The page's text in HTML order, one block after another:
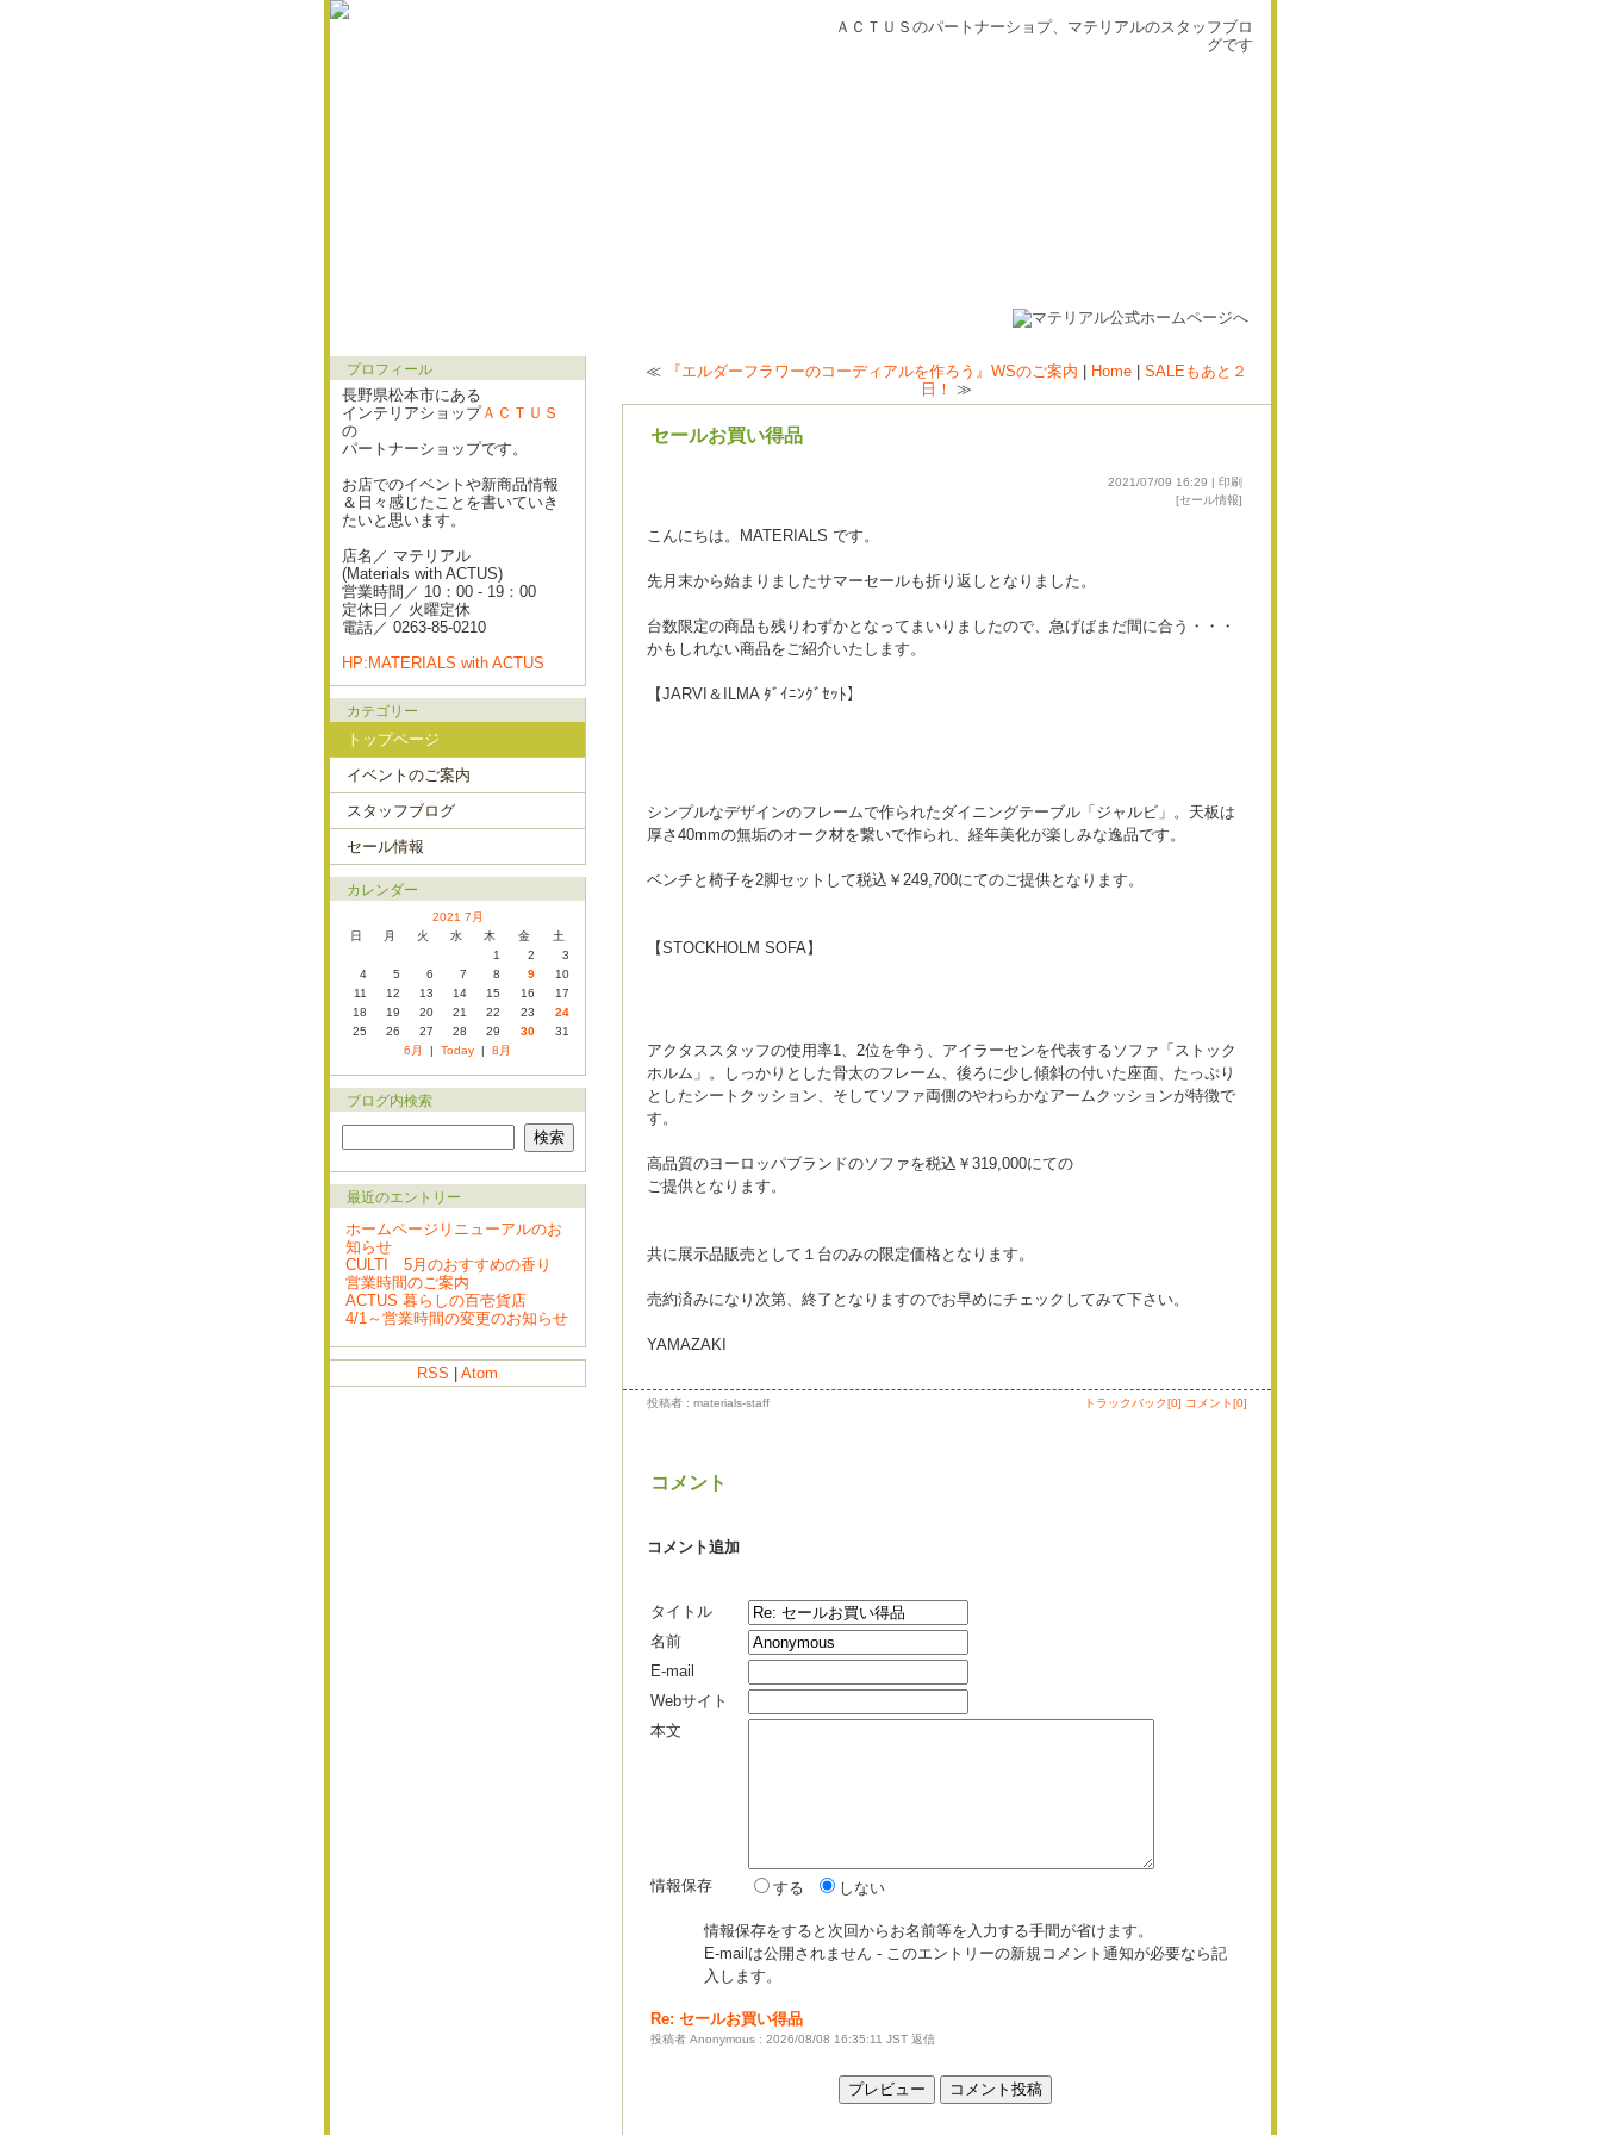
ＡＣＴＵＳのパートナーショプ、マテリアルのスタッフブロ
グです
≪ 『エルダーフラワーのコーディアルを作ろう』WSのご案内 Home
SALEもあと２
日！ ≫
セールお買い得品
2021/07/09 16:29 | 印刷
[セール情報]
こんにちは。MATERIALS です。
先月末から始まりましたサマーセールも折り返しとなりました。
台数限定の商品も残りわずかとなってまいりましたので、急げばまだ間に合う・・・
かもしれない商品をご紹介いたします。
【JARVI＆ILMA ﾀﾞｲﾆﾝｸﾞｾｯﾄ】
シンプルなデザインのフレームで作られたダイニングテーブル「ジャルビ」。天板は
厚さ40mmの無垢のオーク材を繋いで作られ、経年美化が楽しみな逸品です。
ベンチと椅子を2脚セットして税込￥249,700にてのご提供となります。
【STOCKHOLM SOFA】
アクタススタッフの使用率1、2位を争う、アイラーセンを代表するソファ「ストック
ホルム」。しっかりとした骨太のフレーム、後ろに少し傾斜の付いた座面、たっぷり
としたシートクッション、そしてソファ両側のやわらかなアームクッションが特徴で
す。
高品質のヨーロッパブランドのソファを税込￥319,000にての
ご提供となります。
共に展示品販売として１台のみの限定価格となります。
売約済みになり次第、終了となりますのでお早めにチェックしてみて下さい。
YAMAZAKI
トラックバック[0] コメント[0]
投稿者 : materials-staff
コメント
コメント追加
タイトル
名前
E-mail
Webサイト
本文
情報保存 する しない
情報保存をすると次回からお名前等を入力する手間が省けます。
E-mailは公開されません - このエントリーの新規コメント通知が必要なら記
入します。
Re: セールお買い得品
投稿者 Anonymous : 2026/08/08 16:35:11 JST 返信
プロフィール
長野県松本市にある
インテリアショップＡＣＴＵＳ
の
パートナーショップです。
お店でのイベントや新商品情報
＆日々感じたことを書いていき
たいと思います。
店名／ マテリアル
(Materials with ACTUS)
営業時間／ 10：00 - 19：00
定休日／ 火曜定休
電話／ 0263-85-0210
HP:MATERIALS with ACTUS
カテゴリー
トップページ
イベントのご案内
スタッフブログ
セール情報
カレンダー
2021 7月
日
月 火 水 木 金
土
1
2
3
4
5 6 7 8 9
10
11
12 13 14 15 16
17
18
19 20 21 22 23
24
25
26 27 28 29 30
31
6月
| Today | 8月
ブログ内検索
最近のエントリー
ホームページリニューアルのお
知らせ
CULTI 5月のおすすめの香り
営業時間のご案内
ACTUS 暮らしの百壱貨店
4/1～営業時間の変更のお知らせ
RSS Atom